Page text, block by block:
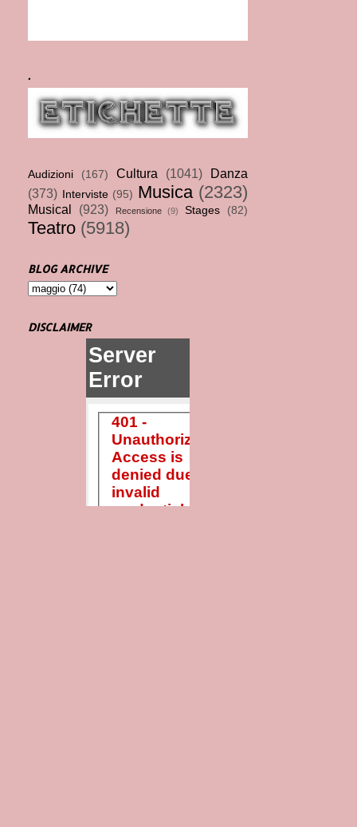
.
Audizioni (167) Cultura (1041)
Danza
(373)
Interviste (95) Musica (2323)
Musical (923) Recensione (9) Stages (82)
Teatro (5918)
BLOG ARCHIVE
DISCLAIMER